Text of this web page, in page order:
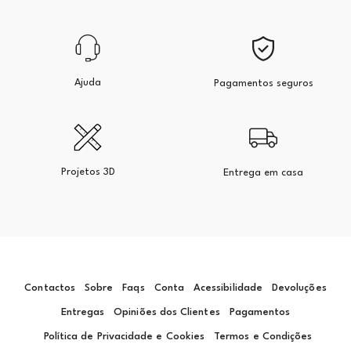
Ajuda Pagamentos seguros
Projetos 3D Entrega em casa
Contactos Sobre Faqs Conta Acessibilidade Devoluções
Entregas Opiniões dos Clientes Pagamentos
Política de Privacidade e Cookies Termos e Condições